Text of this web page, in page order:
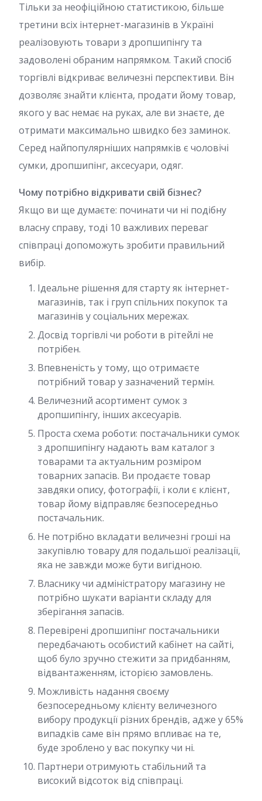
Тільки за неофіційною статистикою, більше
третини всіх інтернет-магазинів в Україні
реалізовують товари з дропшипінгу та
задоволені обраним напрямком. Такий спосіб
торгівлі відкриває величезні перспективи. Він
дозволяє знайти клієнта, продати йому товар,
якого у вас немає на руках, але ви знаєте, де
отримати максимально швидко без заминок.
Серед найпопулярніших напрямків є чоловічі
сумки, дропшипінг, аксесуари, одяг.
Чому потрібно відкривати свій бізнес?
Якщо ви ще думаєте: починати чи ні подібну
власну справу, тоді 10 важливих переваг
співпраці допоможуть зробити правильний
вибір.
Ідеальне рішення для старту як інтернет-
магазинів, так і груп спільних покупок та
магазинів у соціальних мережах.
Досвід торгівлі чи роботи в рітейлі не
потрібен.
Впевненість у тому, що отримаєте
потрібний товар у зазначений термін.
Величезний асортимент сумок з
дропшипінгу, інших аксесуарів.
Проста схема роботи: постачальники сумок
з дропшипінгу надають вам каталог з
товарами та актуальним розміром
товарних запасів. Ви продаєте товар
завдяки опису, фотографії, і коли є клієнт,
товар йому відправляє безпосередньо
постачальник.
Не потрібно вкладати величезні гроші на
закупівлю товару для подальшої реалізації,
яка не завжди може бути вигідною.
Власнику чи адміністратору магазину не
потрібно шукати варіанти складу для
зберігання запасів.
Перевірені дропшипінг постачальники
передбачають особистий кабінет на сайті,
щоб було зручно стежити за придбанням,
відвантаженням, історією замовлень.
Можливість надання своєму
безпосередньому клієнту величезного
вибору продукції різних брендів, адже у 65%
випадків саме він прямо впливає на те,
буде зроблено у вас покупку чи ні.
Партнери отримують стабільний та
високий відсоток від співпраці.